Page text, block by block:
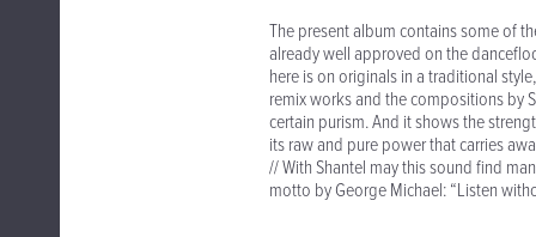
The present album contains some of
already well approved on the
here is on originals in a traditional
remix works and the compositions by
certain purism. And it shows the
its raw and pure power that carries
// With Shantel may this sound find
motto by George Michael: “Listen